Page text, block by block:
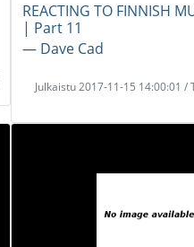
REACTING TO FINNISH
| Part 11
― Dave Cad
Julkaistu 2017-11-15 14:00:01 /